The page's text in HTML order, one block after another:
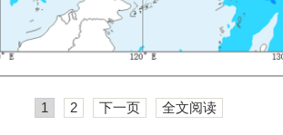
1 2 下一页 全文阅读